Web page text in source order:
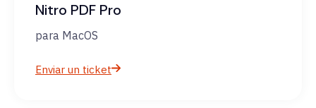
Nitro PDF Pro
para MacOS
Enviar un ticket